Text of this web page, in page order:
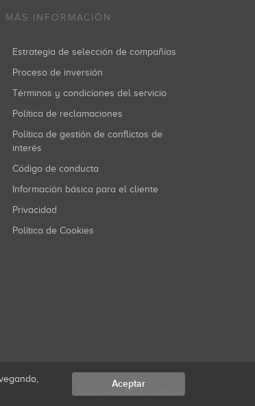
MÁS INFORMACIÓN
Estrategia de selección de compañías
Proceso de inversión
Términos y condiciones del servicio
Política de reclamaciones
Política de gestión de conflictos de
interés
Código de conducta
Información básica para el cliente
Privacidad
Política de Cookies
Aceptar